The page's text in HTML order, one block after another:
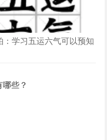
：学习五运六气可以预知
些？